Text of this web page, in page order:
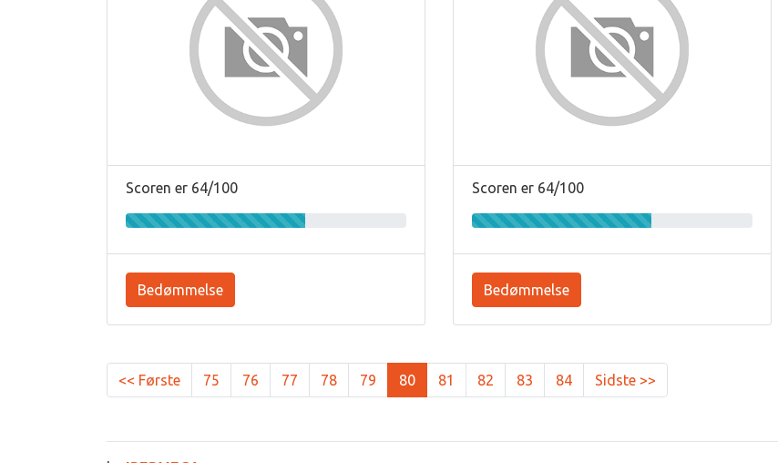
Scoren er 64/100
Bedømmelse
Scoren er 64/100
Bedømmelse
<< Første 75 76 77 78 79 80 81 82 83 84 Sidste >>